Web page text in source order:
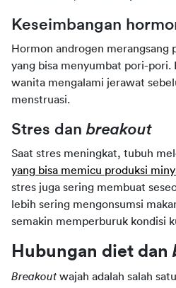
Keseimbangan
Hormon androgen merangsang
yang bisa menyumbat pori-pori.
wanita mengalami jerawat
menstruasi.
Stres dan breakout
Saat stres meningkat, tubuh
yang bisa memicu produksi
stres juga sering membuat
lebih sering mengonsumsi
semakin memperburuk kondisi
Hubungan diet dan
Breakout wajah adalah salah